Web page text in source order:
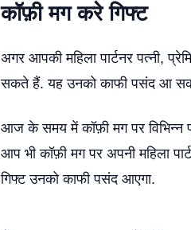
कॉफ़ी मग करे गिफ्ट
अगर आपकी महिला पार्टनर पत्नी,
सकते हैं. यह उनको काफी पसंद आ
आज के समय में कॉफ़ी मग पर विभिन्न
आप भी कॉफ़ी मग पर अपनी महिला
गिफ्ट उनको काफी पसंद आएगा.